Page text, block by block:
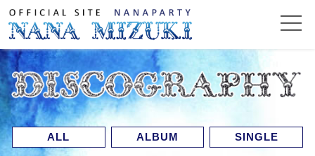
ALL ALBUM SINGLE